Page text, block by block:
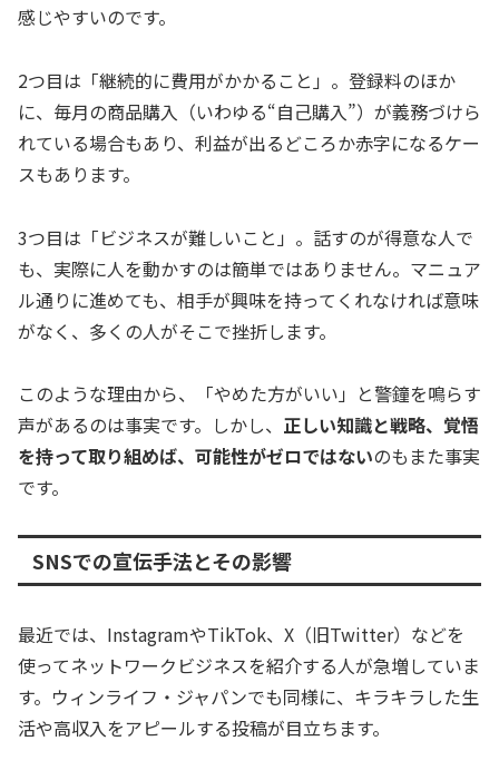
感じやすいのです。
2つ目は「継続的に費用がかかること」。登録料のほか
に、毎月の商品購入（いわゆる“自己購入”）が義務づけら
れている場合もあり、利益が出るどころか赤字になるケー
スもあります。
3つ目は「ビジネスが難しいこと」。話すのが得意な人で
も、実際に人を動かすのは簡単ではありません。マニュア
ル通りに進めても、相手が興味を持ってくれなければ意味
がなく、多くの人がそこで挫折します。
このような理由から、「やめた方がいい」と警鐘を鳴らす
声があるのは事実です。しかし、 正しい知識と戦略、覚悟
を持って取り組めば、可能性がゼロではないのもまた事実
です。
SNSでの宣伝手法とその影響
最近では、InstagramやTikTok、X（旧Twitter）などを
使ってネットワークビジネスを紹介する人が急増していま
す。ウィンライフ・ジャパンでも同様に、キラキラした生
活や高収入をアピールする投稿が目立ちます。